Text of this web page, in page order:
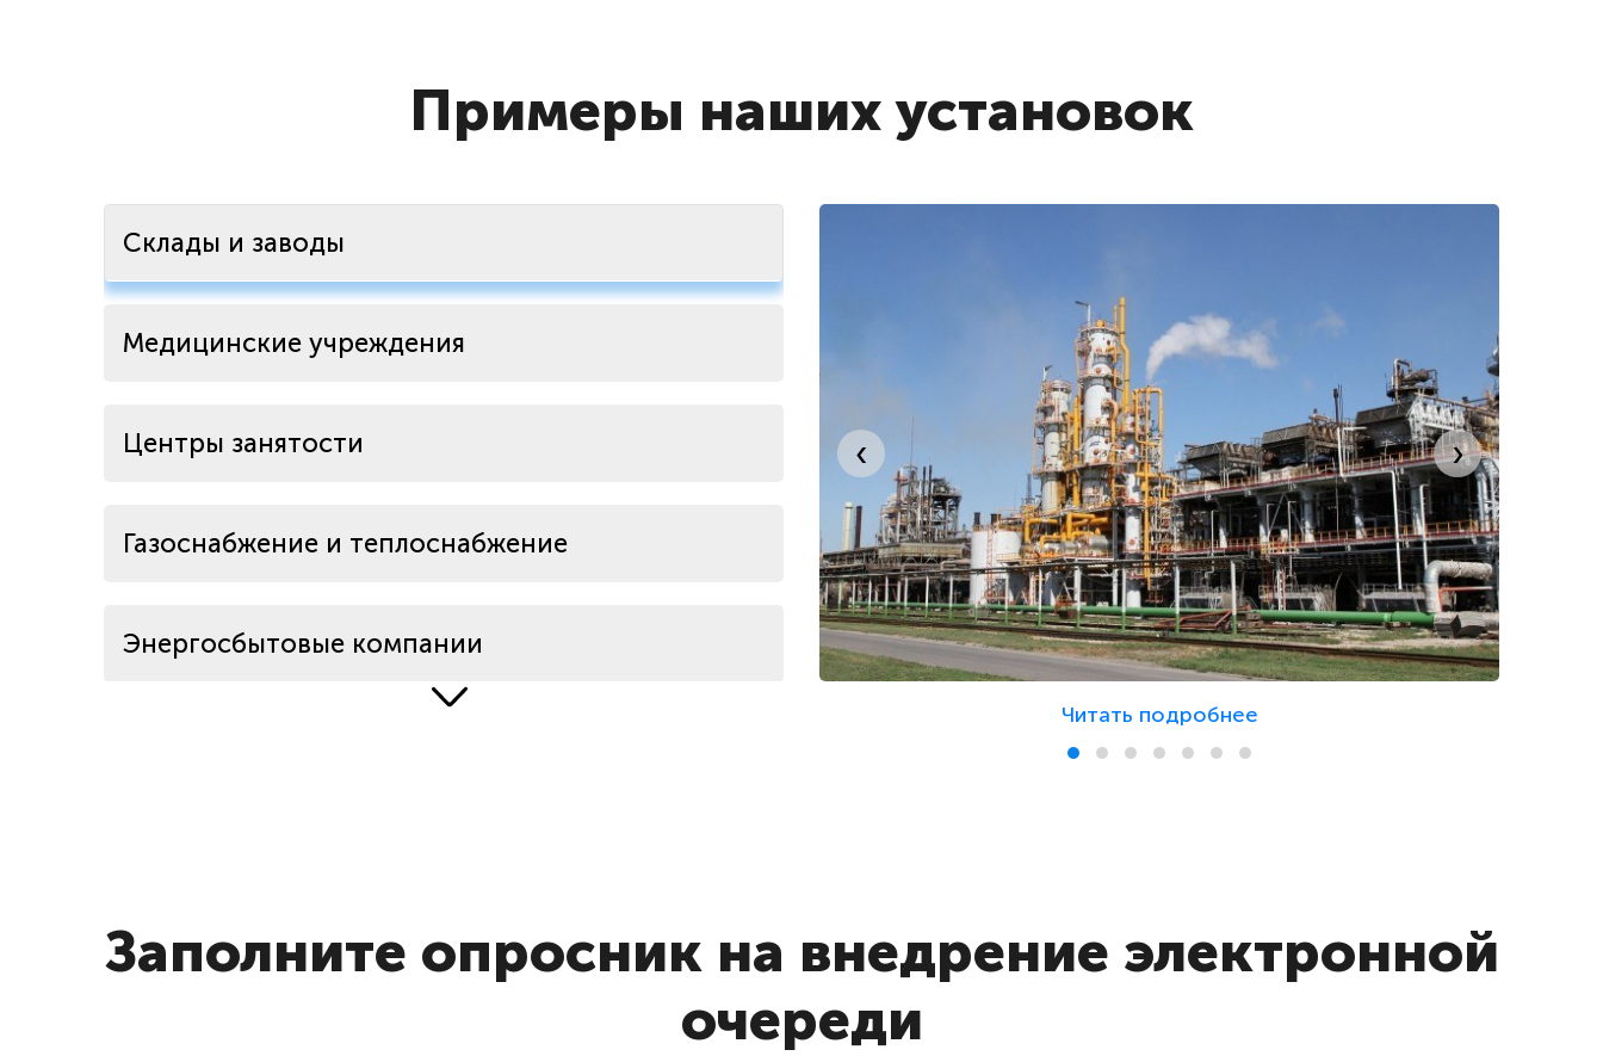
Примеры наших установок
Склады и заводы
Медицинские учреждения
Центры занятости
Газоснабжение и теплоснабжение
Энергосбытовые компании
Расчетные центры и ЖКХ
Читать подробнее Читать подробнее
‹ ›
Заполните опросник на внедрение электронной
очереди